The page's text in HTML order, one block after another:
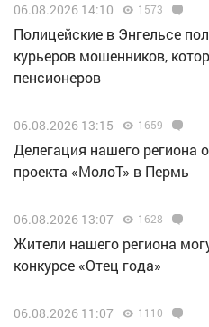
06.08.2026 14:10 1573
Полицейские в Энгельсе
курьеров мошенников,
пенсионеров
06.08.2026 13:15 1659
Делегация нашего региона
проекта «МолоТ» в Пермь
06.08.2026 13:07 1628
Жители нашего региона
конкурсе «Отец года»
06.08.2026 11:07 1110